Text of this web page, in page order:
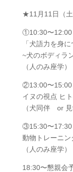
★11月11日（土
①10:30〜12:00
「犬語力を身
~犬のボディラ
（人のみ座学）
②13:00〜15:00
イヌの視点 ヒ
（犬同伴 or 見
③15:30〜17:30
動物トレーニ
（人のみ座学）
18:30〜懇親会